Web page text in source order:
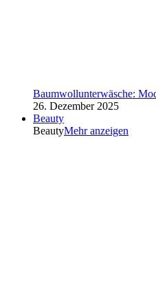
Baumwollunterwäsche:
26. Dezember 2025
Beauty
BeautyMehr anzeigen